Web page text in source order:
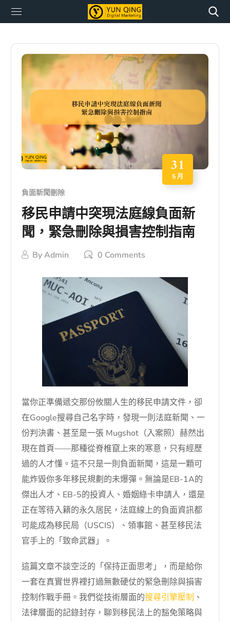
31
5 月
負面新聞刪除
移民申請中突現法庭線負面新
聞，緊急刪除與損害控制指南
ByAdmin 0 Comments
當你正準備遞交那份攸關人生的移民申請文件，卻
在Google搜尋自己名字時，發現一則法庭新聞、一
份判決書、甚至是一張 Mugshot（入案照）赫然出
現在首頁——那種從脊椎竄上來的寒意，只有經歷
過的人才懂。這不只是一則負面新聞，這是一顆可
能炸毀你多年移民規劃的未爆彈。無論是EB-1A的
傑出人才、EB-5的投資人、婚姻綠卡申請人，還是
正在等待入籍的永久居民，法庭線上的負面資訊都
可能成為移民局（USCIS）、領事館、甚至移民法
官手上的「致命武器」。
這篇文章不談空泛的「保持正面思考」，而是給你
一套在真實世界裡打過無數硬仗的緊急刪除與損害
控制作戰手冊。我們從技術層面的搜尋引擎壓制 、
法律層面的記錄封存，聊到移民法上的豁免策略與